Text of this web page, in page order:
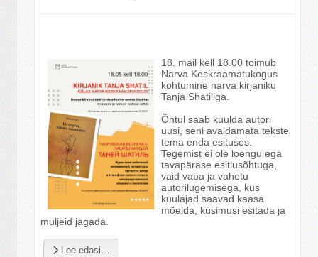
18. mail kell 18.00 toimub
Narva Keskraamatukogus
kohtumine narva kirjaniku
Tanja Shatiliga.
Õhtul saab kuulda autori
uusi, seni avaldamata tekste
tema enda esituses.
Tegemist ei ole loengu ega
tavapärase esitlusõhtuga,
vaid vaba ja vahetu
autorilugemisega, kus
kuulajad saavad kaasa
mõelda, küsimusi esitada ja
muljeid jagada.
Loe edasi…